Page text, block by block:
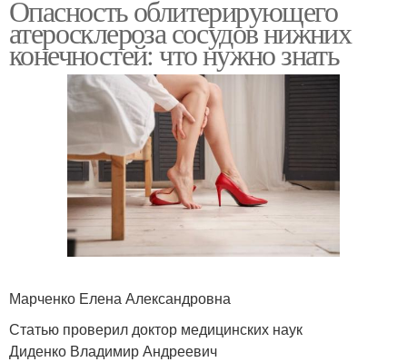
Опасность облитерирующего
атеросклероза сосудов нижних
конечностей: что нужно знать
Марченко Елена Александровна
Статью проверил доктор медицинских наук
Диденко Владимир Андреевич